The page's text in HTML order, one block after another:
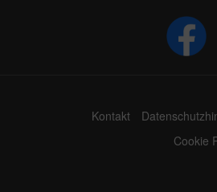
Kontakt
Cookie